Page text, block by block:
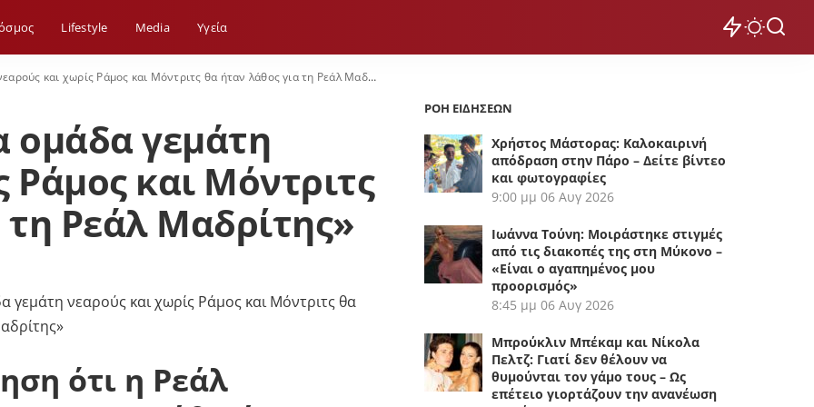
Lifestyle Media Yγεία
και χωρίς Ράμος και Μόντριτς θα ήταν λάθος για τη Ρεάλ Μαδρίτης»
ομάδα γεμάτη
Ράμος και Μόντριτς
Ρεάλ Μαδρίτης»
ότι η Ρεάλ
ΡΟΗ ΕΙΔΗΣΕΩΝ
Χρήστος Μάστορας: Καλοκαιρινή
απόδραση στην Πάρο – Δείτε βίντεο
και φωτογραφίες
9:00 μμ 06 Αυγ 2026
Ιωάννα Τούνη: Μοιράστηκε στιγμές
από τις διακοπές της στη Μύκονο –
«Είναι ο αγαπημένος μου
προορισμός»
8:45 μμ 06 Αυγ 2026
Μπρούκλιν Μπέκαμ και Νίκολα
Πελτζ: Γιατί δεν θέλουν να
θυμούνται τον γάμο τους – Ως
επέτειο γιορτάζουν την ανανέωση